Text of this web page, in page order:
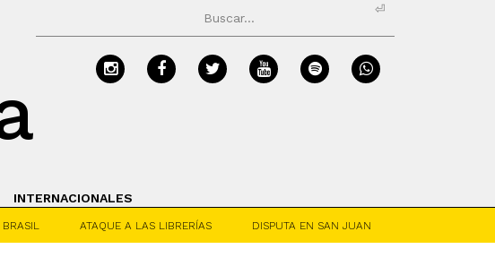
⏎
INTERNACIONALES
ATAQUE A LAS LIBRERÍAS DISPUTA EN SAN JUAN